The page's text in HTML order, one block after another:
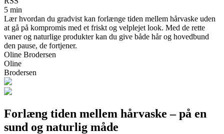
5 min
Lær hvordan du gradvist kan forlænge tiden mellem hårvaske uden
at gå på kompromis med et friskt og velplejet look. Med de rette
vaner og naturlige produkter kan du give både hår og hovedbund
den pause, de fortjener.
Oline Brodersen
Oline
Brodersen
Forlæng tiden mellem hårvaske – på en
sund og naturlig måde